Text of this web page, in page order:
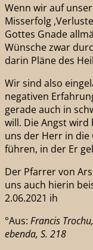
Wenn wir auf
Misserfolg
Gottes Gnade
Wünsche zwar
darin Pläne des
Wir sind also
negativen
gerade auch in
will. Die Angst wird
uns der Herr in die
führen, in der Er
Der Pfarrer von
uns auch hierin
2.06.2021 ih
°Aus: Francis
ebenda, S. 218